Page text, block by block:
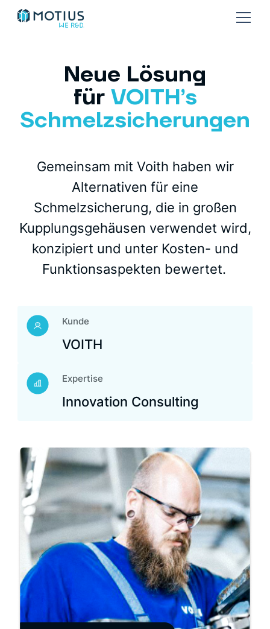
Neue Lösung
für VOITH’s
Schmelzsicherungen
Gemeinsam mit Voith haben wir
Alternativen für eine
Schmelzsicherung, die in großen
Kupplungsgehäusen verwendet wird,
konzipiert und unter Kosten- und
Funktionsaspekten bewertet.
Kunde
VOITH
Expertise
Innovation Consulting